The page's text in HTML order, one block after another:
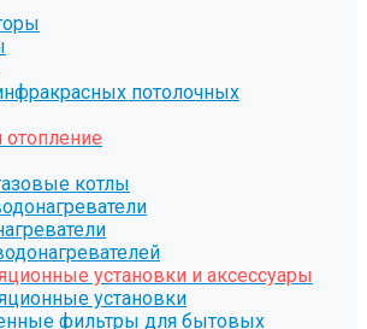
потолочных
котлы
установки и аксессуары
установки
фильтры для бытовых